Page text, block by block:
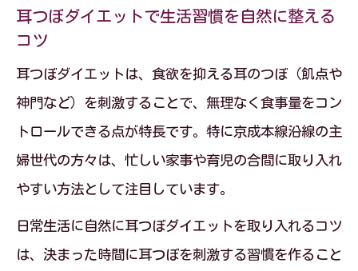
耳つぼダイエットで生活習慣を自然に整える
コツ
耳つぼダイエットは、食欲を抑える耳のつぼ（飢点や
神門など）を刺激することで、無理なく食事量をコン
トロールできる点が特長です。特に京成本線沿線の主
婦世代の方々は、忙しい家事や育児の合間に取り入れ
やすい方法として注目しています。
日常生活に自然に耳つぼダイエットを取り入れるコツ
は、決まった時間に耳つぼを刺激する習慣を作ること